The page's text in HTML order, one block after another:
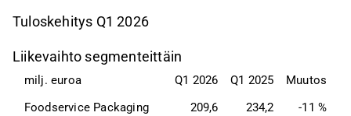
Tuloskehitys Q1 2026
Liikevaihto segmenteittäin
milj. euroa Q1 2026 Q1 2025
Muutos
Foodservice Packaging
209,6 234,2
-11 %